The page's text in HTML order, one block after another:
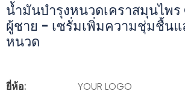
น้ำมันบำรุงหนวดเคราสมุนไพร
ผู้ชาย - เซรั่มเพิ่มความชุ่มชื้น
หนวด
ยี่ห้อ:
YOUR LOGO